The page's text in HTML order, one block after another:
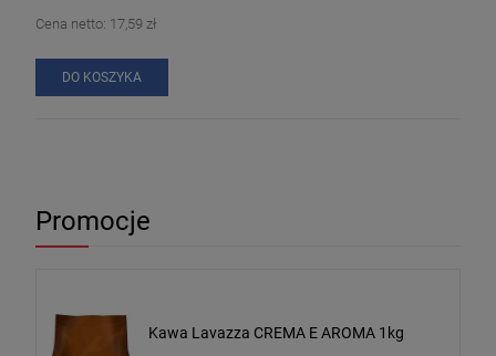
Cena netto: 17,59 zł
DO KOSZYKA
Promocje
Kawa Lavazza CREMA E AROMA 1kg